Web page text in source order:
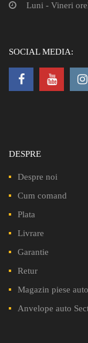
Luni - Vineri
SOCIAL MEDIA:
DESPRE
Despre noi
Cum comand
Plata
Livrare
Garantie
Retur
Magazin piese
Anvelope auto